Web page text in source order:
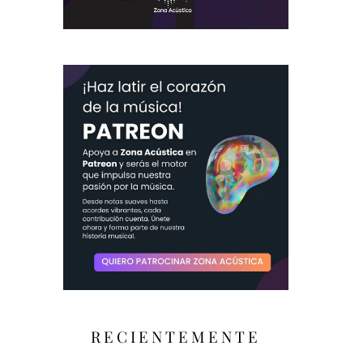
RECIENTEMENTE